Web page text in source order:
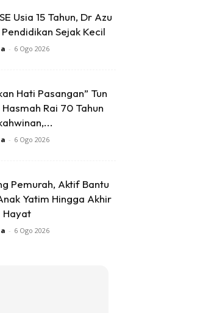
Usia 15 Tahun, Dr Azu
Sejak Kecil
- 6 Ogo 2026
Hati Pasangan” Tun
Rai 70 Tahun
- 6 Ogo 2026
Pemurah, Aktif Bantu
Yatim Hingga Akhir
Hayat
- 6 Ogo 2026